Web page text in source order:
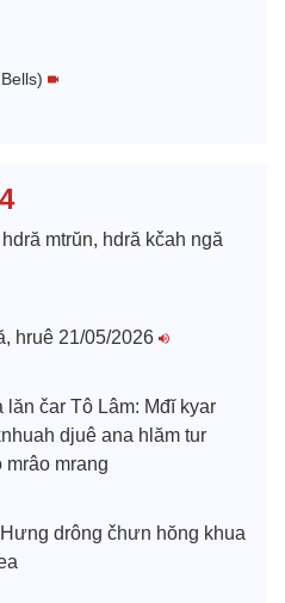
i
o mtrŭn, hdră kčah ngă
hruê 21/05/2026
čar Tô Lâm: Mđĭ kyar
djuê ana hlăm tur
mrâo mrang
drông čhưn hŏng khua